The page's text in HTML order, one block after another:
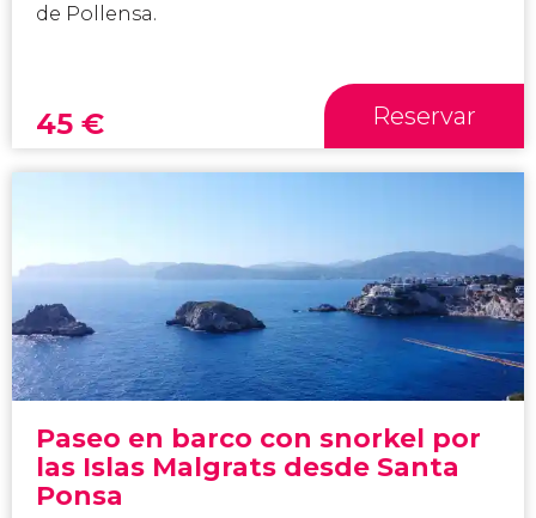
de Pollensa.
45 € Reservar
Paseo en barco con snorkel por
las Islas Malgrats desde Santa
Ponsa